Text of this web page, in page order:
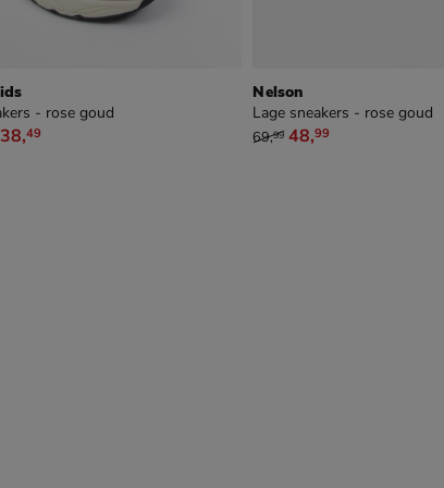
- rose goud
vanaf € 38,49
38,49
Nelson
Lage sneakers - rose goud
van € 69,99 voor € 48,99
69,99 48,99